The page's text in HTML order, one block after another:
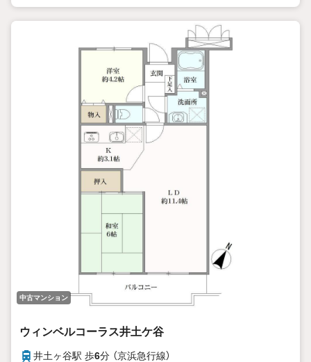
中古マンション
ウィンベルコーラス井土ケ谷
井土ヶ谷駅 歩6分 （京浜急行線）